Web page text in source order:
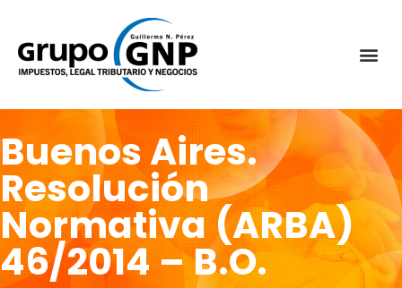
Buenos Aires.
Resolución
Normativa (ARBA)
46/2014 – B.O.